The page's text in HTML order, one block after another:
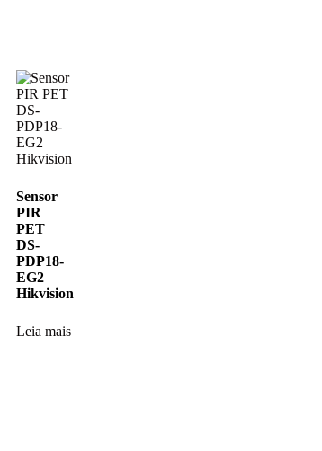
Sensor
PIR
PET
DS-
PDP18-
EG2
Hikvision
Leia mais